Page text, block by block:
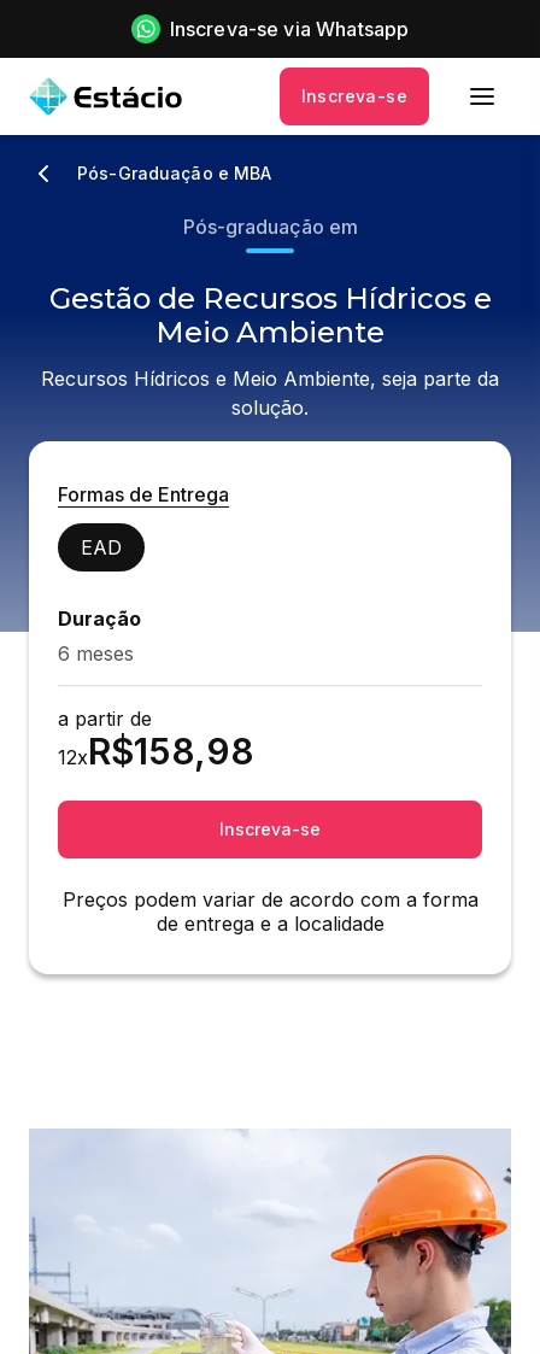
Inscreva-se via Whatsapp
Inscreva-se
Pós-Graduação e MBA
Pós-graduação em
Gestão de Recursos Hídricos e
Meio Ambiente
Recursos Hídricos e Meio Ambiente, seja parte da
solução.
Formas de Entrega
EAD
Duração
6 meses
a partir de
12xR$158,98
Inscreva-se
Preços podem variar de acordo com a forma
de entrega e a localidade